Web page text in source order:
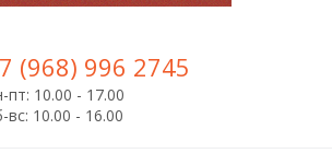
(968) 996 2745
пт: 10.00 - 17.00
вс: 10.00 - 16.00